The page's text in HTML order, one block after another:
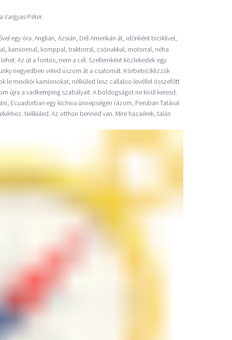
Péter.
egy óra. Anglián, Ázsián, Dél-Amerikán át, időnként biciklivel,
kamionnal, komppal, traktorral, csónakkal, motorral, néha
Az út a fontos, nem a cél. Szellemként közlekedek egy
negyedben veled úszom át a csatornát. Körbebiciklizzük
le mexikói kamionokat, nélküled lesz callaloo levéllel összefőtt
újra a vadkemping szabályait. A boldogságot ne kívül keresd.
Ecuadorban egy kichwa ünnepségen rázom, Peruban Tatával
Nélküled. Az otthon benned van. Mire hazaérek, talán